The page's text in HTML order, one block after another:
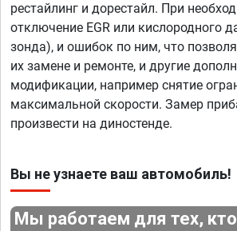
рестайлинг и дорестайл. При
отключение EGR или кислородного
зонда), и ошибок по ним, что
их замене и ремонте, и другие
модификации, например снятие
максимальной скорости. Замер
произвести на диностенде.
Вы не узнаете ваш автомобиль!
Мы работаем для тех,